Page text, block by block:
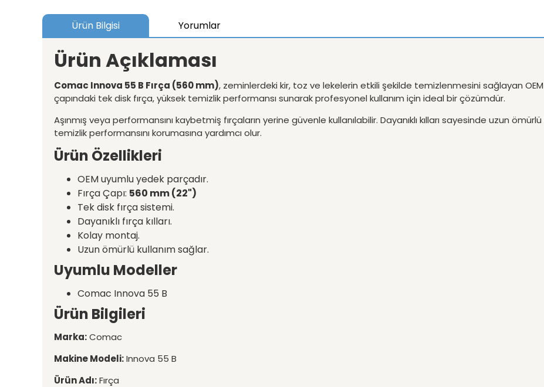
Ürün Bilgisi Yorumlar
Ürün Açıklaması
Comac Innova 55 B Fırça (560 mm), zeminlerdeki kir, toz ve lekelerin etkili şekilde temizlenmesini sağlayan
çapındaki tek disk fırça, yüksek temizlik performansı sunarak profesyonel kullanım için ideal bir çözümdür.
Aşınmış veya performansını kaybetmiş fırçaların yerine güvenle kullanılabilir. Dayanıklı kılları sayesinde uzun
temizlik performansını korumasına yardımcı olur.
Ürün Özellikleri
OEM uyumlu yedek parçadır.
Fırça Çapı: 560 mm (22")
Tek disk fırça sistemi.
Dayanıklı fırça kılları.
Kolay montaj.
Uzun ömürlü kullanım sağlar.
Uyumlu Modeller
Comac Innova 55 B
Ürün Bilgileri
Marka:Comac
Makine Modeli:Innova 55 B
Ürün Adı:Fırça